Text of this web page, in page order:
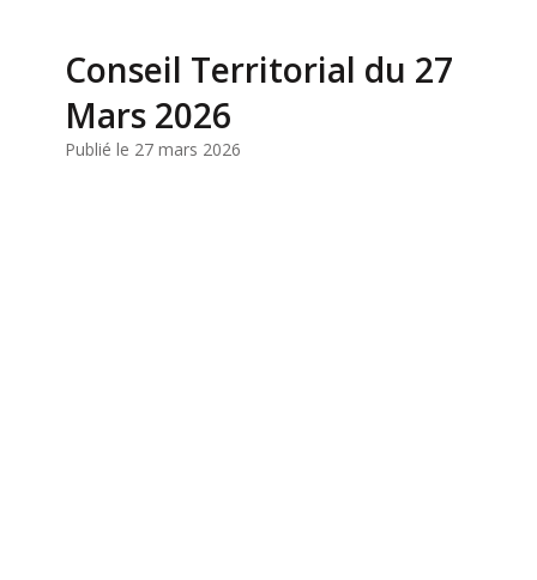
Conseil Territorial du 27
Mars 2026
Publié le 27 mars 2026